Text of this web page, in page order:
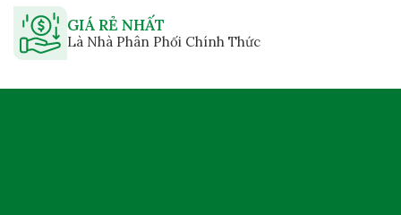
GIÁ RẺ NHẤT
Là Nhà Phân Phối Chính Thức